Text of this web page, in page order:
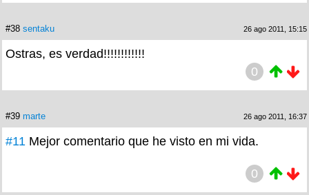
#38 sentaku 26 ago 2011, 15:15
Ostras, es verdad!!!!!!!!!!!!
0
#39 marte 26 ago 2011, 16:37
#11 Mejor comentario que he visto en mi vida.
0